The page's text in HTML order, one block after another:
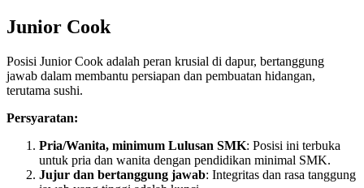
Junior Cook
Posisi Junior Cook adalah peran krusial di dapur, bertanggung
jawab dalam membantu persiapan dan pembuatan hidangan,
terutama sushi.
Persyaratan:
Pria/Wanita, minimum Lulusan SMK: Posisi ini terbuka
untuk pria dan wanita dengan pendidikan minimal SMK.
Jujur dan bertanggung jawab: Integritas dan rasa tanggung